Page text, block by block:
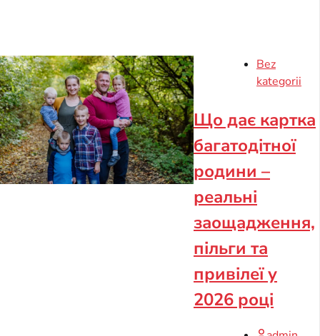
Bez
kategorii
Що дає картка
багатодітної
родини –
реальні
заощадження,
пільги та
привілеї у
2026 році